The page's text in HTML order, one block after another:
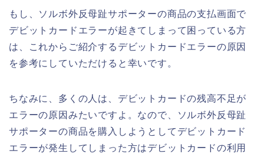
もし、ソルボ外反母趾サポーターの商品の支払画面で
デビットカードエラーが起きてしまって困っている方
は、これからご紹介するデビットカードエラーの原因
を参考にしていただけると幸いです。
ちなみに、多くの人は、デビットカードの残高不足が
エラーの原因みたいですよ。なので、ソルボ外反母趾
サポーターの商品を購入しようとしてデビットカード
エラーが発生してしまった方はデビットカードの利用